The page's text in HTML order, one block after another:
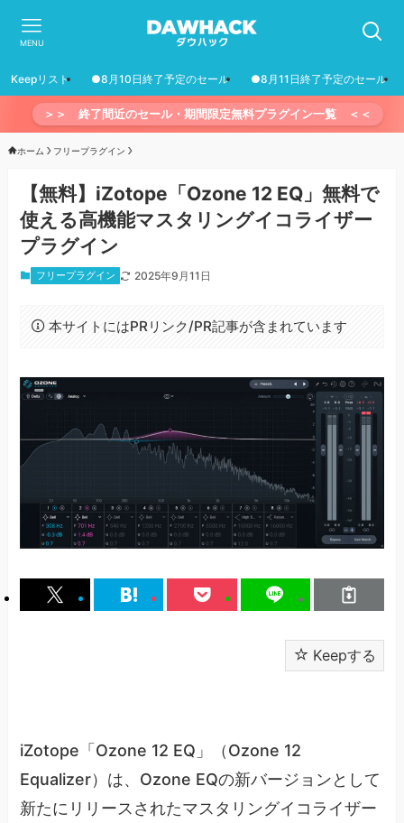
MENU
Keepリスト ●8月10日終了予定のセール ●8月11日終了予定のセール
＞＞ 終了間近のセール・期間限定無料プラグイン一覧 ＜＜
ホーム フリープラグイン
【無料】iZotope「Ozone 12 EQ」無料で
使える高機能マスタリングイコライザー
プラグイン
フリープラグイン 2025年9月11日
本サイトにはPRリンク/PR記事が含まれています
Keepする
iZotope「Ozone 12 EQ」（Ozone 12
Equalizer）は、Ozone EQの新バージョンとして
新たにリリースされたマスタリングイコライザー